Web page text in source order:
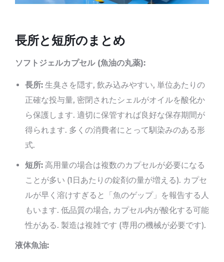
長所と短所のまとめ
ソフトジェルカプセル (魚油の丸薬):
長所: 生臭さを隠す, 飲み込みやすい, 単位あたりの
正確な投与量, 密閉されたシェルがオイルを酸化か
ら保護します. 適切に保管すれば良好な保存期間が
得られます. 多くの消費者にとって馴染みのある形
式.
短所: 高用量の場合は複数のカプセルが必要になる
ことが多い (1日あたりの錠剤の量が増える). カプセ
ルが早く溶けすぎると「魚のゲップ」を報告する人
もいます. 低品質の場合, カプセル内が酸化する可能
性がある. 製造は複雑です (専用の機械が必要です).
液体魚油: